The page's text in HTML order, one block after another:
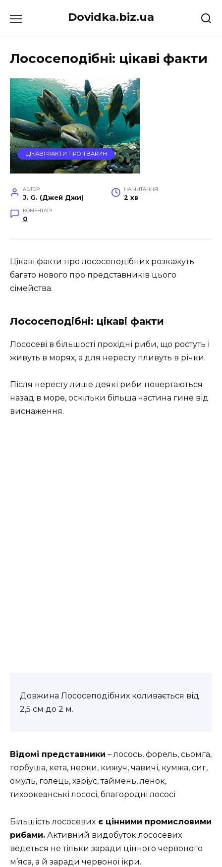
до
Dovidka.biz.ua
Лососеподібні: цікаві факти
ЦІКАВІ ФАКТИ ПРО ТВАРИН
АВТОР
J. G. (Джей Джи)
НА ЧИТАННЯ
2 хв
КОМЕНТАРІ
0
Цікаві факти про лососеподібних розкажуть
багато нового про представників цього
сімейства.
Лососеподібні: цікаві факти
Лососеві в більшості прохідні риби, що ростуть і
живуть в морях, а для нересту пливуть в річки.
Після нересту лише деякі риби повертаються
назад в море, оскільки більша частина гине від
виснаження.
Довжина Лососеподібних коливається від
2,5 см до 2 м.
Відомі представники – лосось, форель, сьомга,
горбуша, кета, нерки, кижуч, чавичі, кумжа, сиг,
омуль, голець, харіус, таймень, ленок,
тихоокеанські лососі, благородні лососі
Більшість лососевих є цінними промисловими
рибами. Активний видобуток лососевих
ведеться не тільки заради цінного червоного
м’яса, а й заради червоної ікри.